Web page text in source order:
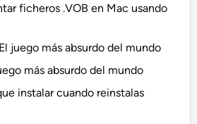
ficheros .VOB en Mac usando
juego más absurdo del mundo
más absurdo del mundo
instalar cuando reinstalas